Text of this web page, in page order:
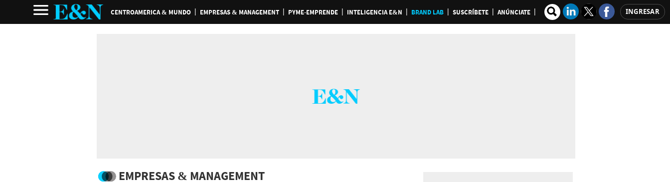
CENTROAMERICA & MUNDO EMPRESAS & MANAGEMENT PYME-EMPRENDE INTELIGENCIA E&N BRAND LAB SUSCRÍBETE ANÚNCIATE INGRESAR
EMPRESAS & MANAGEMENT